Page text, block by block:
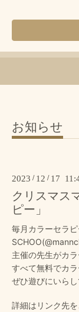
お知らせ
2023 / 12 / 17
クリスマス
ピー」
毎月カラーセラ
SCHOO(
主催の先生がカ
すべて無料でカ
ぜひ遊びにいら
詳細はリンク先を